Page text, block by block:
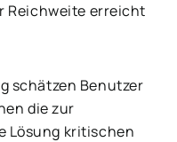
Reichweite erreicht
schätzen Benutzer
die zur
Lösung kritischen